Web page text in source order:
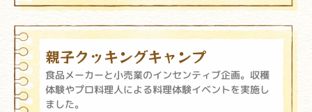
親子クッキングキャンプ
食品メーカーと小売業のインセンティブ企画。収穫
体験やプロ料理人による料理体験イベントを実施し
ました。